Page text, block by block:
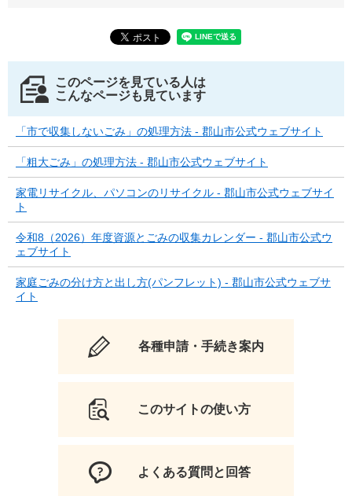
このページを見ている人は
こんなページも見ています
「市で収集しないごみ」の処理方法 - 郡山市公式ウェブサイト
「粗大ごみ」の処理方法 - 郡山市公式ウェブサイト
家電リサイクル、パソコンのリサイクル - 郡山市公式ウェブサイ
ト
令和8（2026）年度資源とごみの収集カレンダー - 郡山市公式ウ
ェブサイト
家庭ごみの分け方と出し方(パンフレット) - 郡山市公式ウェブサ
イト
各種申請・手続き案内
このサイトの使い方
よくある質問と回答